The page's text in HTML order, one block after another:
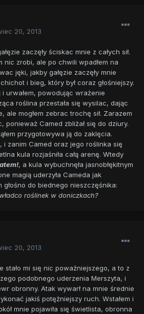
20, 2013
zaczęły ściskac mnie z całych sił.
nic zrobi, ale po chwili wpadłem na
jęki, jakby gałęzie zaczęły mnie
i bieg, który był coraz głośniejszy.
i urwałem, powodując wrażenie
roślina przestała się wysilac, dając
ale mogłem zebrac trochę sił. Zarazem
ponieważ Camed zbliżał się do dziury.
przygotowywa ją do zaklęcia.
i zanim Camed oraz jego roślinka się
kula rozjaśniła całą arenę. Wtedy
, a kula wybuchnęła jasnobłękitnym
magią uderzyła Cameda jak
głośno do biednego nieszczęśnika:
roślinek w doniczkach?
20, 2013
stało mi się nic poważniejszego, a to z
podobnego uderzenia Merszyta, i
obronny. Atak wywarł na mnie średnie
jakiś potężniejszy ruch. Wstałem i
mnie pojawiła się świetlista, obronna